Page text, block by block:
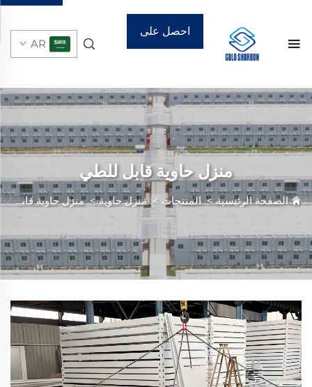
احصل على
AR
منزل حاوية قابل للطي
الصفحة الرئيسية>المنتجات > منزل حاوية>منزل حاوية قابل للطي